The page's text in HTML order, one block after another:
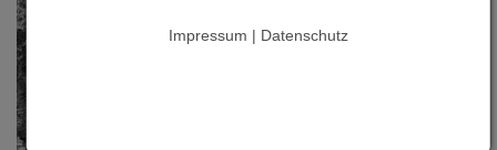
Impressum | Datenschutz